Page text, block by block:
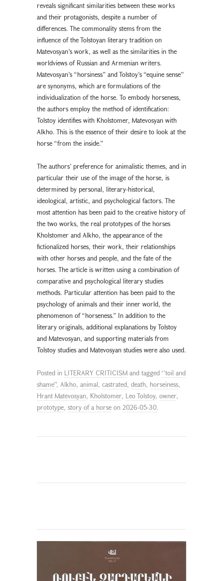
reveals significant similarities between these works
and their protagonists, despite a number of
differences. The commonality stems from the
influence of the Tolstoyan literary tradition on
Matevosyan’s work, as well as the similarities in the
worldviews of Russian and Armenian writers.
Matevosyan’s “horsiness” and Tolstoy’s “equine sense”
are synonyms, which are formulations of the
individualization of the horse. To embody horseness,
the authors employ the method of identification:
Tolstoy identifies with Kholstomer, Matevosyan with
Alkho. This is the essence of their desire to look at the
horse “from the inside.”
The authors’ preference for animalistic themes, and in
particular their use of the image of the horse, is
determined by personal, literary-historical,
ideological, artistic, and psychological factors. The
most attention has been paid to the creative history of
the two works, the real prototypes of the horses
Kholstomer and Alkho, the appearance of the
fictionalized horses, their work, their relationships
with other horses and people, and the fate of the
horses. The article is written using a combination of
comparative and psychological literary studies
methods. Particular attention has been paid to the
psychology of animals and their inner world, the
phenomenon of “horseness.” In addition to the
literary originals, additional explanations by Tolstoy
and Matevosyan, and supporting materials from
Tolstoy studies and Matevosyan studies were also used.
Posted in LITERARY CRITICISM and tagged ‘’toil and
shame'', Alkho, animal, castrated, death, horseiness,
Hrant Matevosyan, Kholstomer, Leo Tolstoy, owner,
prototype, story of a horse on 2026-05-30.